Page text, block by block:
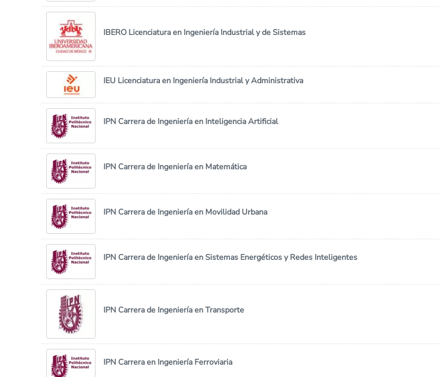
IBERO Licenciatura en Ingeniería Industrial y de Sistemas
IEU Licenciatura en Ingeniería Industrial y Administrativa
IPN Carrera de Ingeniería en Inteligencia Artificial
IPN Carrera de Ingeniería en Matemática
IPN Carrera de Ingeniería en Movilidad Urbana
IPN Carrera de Ingeniería en Sistemas Energéticos y Redes Inteligentes
IPN Carrera de Ingeniería en Transporte
IPN Carrera en Ingeniería Ferroviaria